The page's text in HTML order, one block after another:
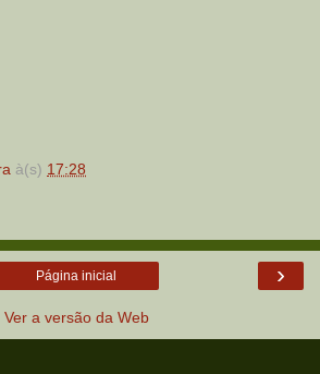
à(s) 17:28
›
Página inicial
Ver a versão da Web